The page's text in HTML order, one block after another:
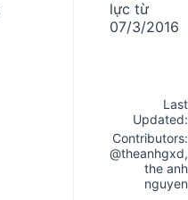
lực từ
07/3/2016
Last
Updated:
Contributors:
@theanhgxd,
the anh
nguyen